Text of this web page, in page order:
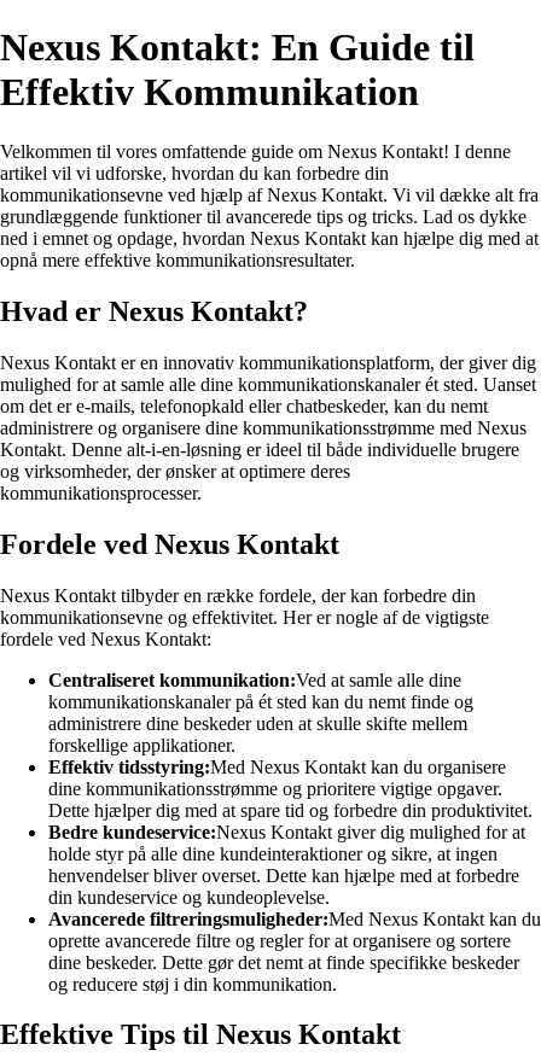
Nexus Kontakt: En Guide til
Effektiv Kommunikation
Velkommen til vores omfattende guide om Nexus Kontakt! I denne
artikel vil vi udforske, hvordan du kan forbedre din
kommunikationsevne ved hjælp af Nexus Kontakt. Vi vil dække alt fra
grundlæggende funktioner til avancerede tips og tricks. Lad os dykke
ned i emnet og opdage, hvordan Nexus Kontakt kan hjælpe dig med at
opnå mere effektive kommunikationsresultater.
Hvad er Nexus Kontakt?
Nexus Kontakt er en innovativ kommunikationsplatform, der giver dig
mulighed for at samle alle dine kommunikationskanaler ét sted. Uanset
om det er e-mails, telefonopkald eller chatbeskeder, kan du nemt
administrere og organisere dine kommunikationsstrømme med Nexus
Kontakt. Denne alt-i-en-løsning er ideel til både individuelle brugere
og virksomheder, der ønsker at optimere deres
kommunikationsprocesser.
Fordele ved Nexus Kontakt
Nexus Kontakt tilbyder en række fordele, der kan forbedre din
kommunikationsevne og effektivitet. Her er nogle af de vigtigste
fordele ved Nexus Kontakt:
Centraliseret kommunikation:Ved at samle alle dine
kommunikationskanaler på ét sted kan du nemt finde og
administrere dine beskeder uden at skulle skifte mellem
forskellige applikationer.
Effektiv tidsstyring:Med Nexus Kontakt kan du organisere
dine kommunikationsstrømme og prioritere vigtige opgaver.
Dette hjælper dig med at spare tid og forbedre din produktivitet.
Bedre kundeservice:Nexus Kontakt giver dig mulighed for at
holde styr på alle dine kundeinteraktioner og sikre, at ingen
henvendelser bliver overset. Dette kan hjælpe med at forbedre
din kundeservice og kundeoplevelse.
Avancerede filtreringsmuligheder:Med Nexus Kontakt kan du
oprette avancerede filtre og regler for at organisere og sortere
dine beskeder. Dette gør det nemt at finde specifikke beskeder
og reducere støj i din kommunikation.
Effektive Tips til Nexus Kontakt